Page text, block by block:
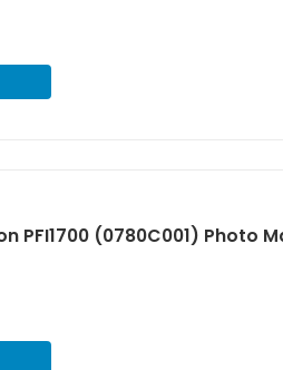
PFI1700 (0780C001) Photo